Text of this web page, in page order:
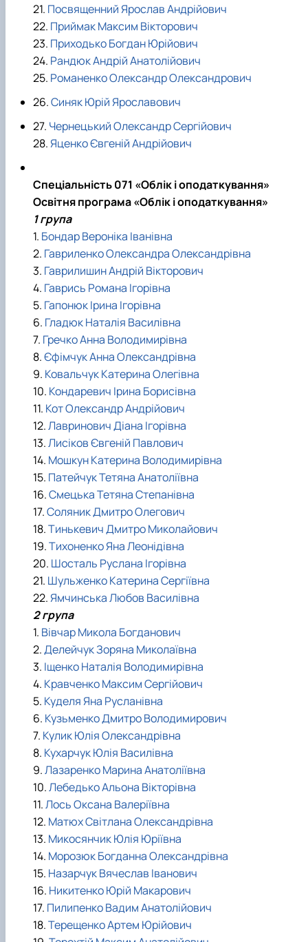
21. Посвященний Ярослав Андрійович
22. Приймак Максим Вікторович
23. Приходько Богдан Юрійович
24. Рандюк Андрій Анатолійович
25. Романенко Олександр Олександрович
26.Синяк Юрій Ярославович
27. Чернецький Олександр Сергійович
28.Яценко Євгеній Андрійович
Спеціальність 071 «Облік і оподаткування»
Освітня програма «Облік і оподаткування»
1 група
1. Бондар Вероніка Іванівна
2. Гавриленко Олександра Олександрівна
3. Гаврилишин Андрій Вікторович
4. Гаврись Романа Ігорівна
5. Гапонюк Ірина Ігорівна
6. Гладюк Наталія Василівна
7. Гречко Анна Володимирівна
8.Єфімчук Анна Олександрівна
9. Ковальчук Катерина Олегівна
10. Кондаревич Ірина Борисівна
11. Кот Олександр Андрійович
12.Лавринович Діана Ігорівна
13.Лисіков Євгеній Павлович
14. Мошкун Катерина Володимирівна
15. Патейчук Тетяна Анатоліївна
16.Смецька Тетяна Степанівна
17.Соляник Дмитро Олегович
18.Тинькевич Дмитро Миколайович
19.Тихоненко Яна Леонідівна
20. Шосталь Руслана Ігорівна
21. Шульженко Катерина Сергіївна
22.Ямчинська Любов Василівна
2 група
1. Вівчар Микола Богданович
2.Делейчук Зоряна Миколаївна
3. Іщенко Наталія Володимирівна
4. Кравченко Максим Сергійович
5. Куделя Яна Русланівна
6. Кузьменко Дмитро Володимирович
7. Кулик Юлія Олександрівна
8. Кухарчук Юлія Василівна
9.Лазаренко Марина Анатоліївна
10.Лебедько Альона Вікторівна
11.Лось Оксана Валеріївна
12. Матюх Світлана Олександрівна
13. Микосянчик Юлія Юріївна
14. Морозюк Богданна Олександрівна
15. Назарчук Вячеслав Іванович
16. Никитенко Юрій Макарович
17. Пилипенко Вадим Анатолійович
18.Терещенко Артем Юрійович